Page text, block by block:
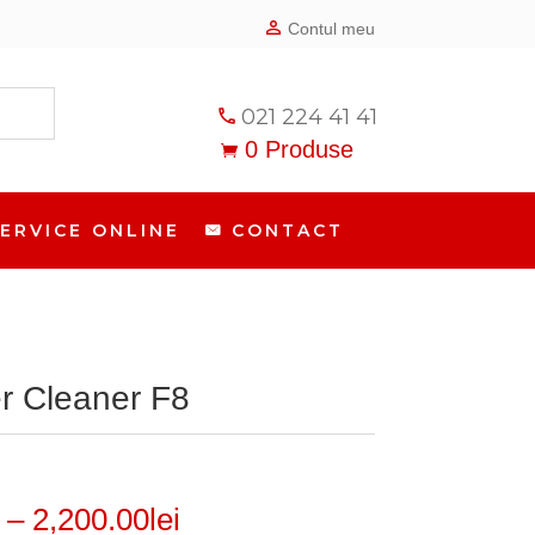
person_outline Contul meu
phone 021 224 41 41
 0 Produse
ONLINE CONTACT
Cleaner F8
– 2,200.00lei